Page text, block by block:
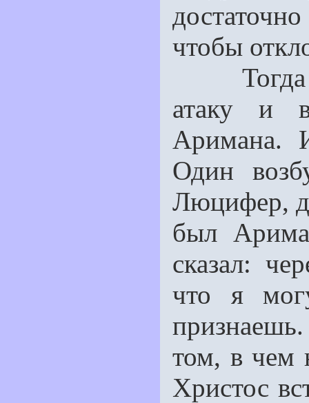
чтобы
Тогда
атаку и
Аримана.
Один
Люцифер,
был
сказал:
что я
том, в чем
Христос